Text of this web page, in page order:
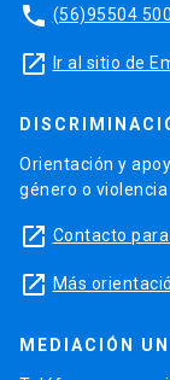
phone (56)95504
launch Ir al sitio de
Orientación y
género o violencia
launch Contacto
launch Más
MEDIACIÓN